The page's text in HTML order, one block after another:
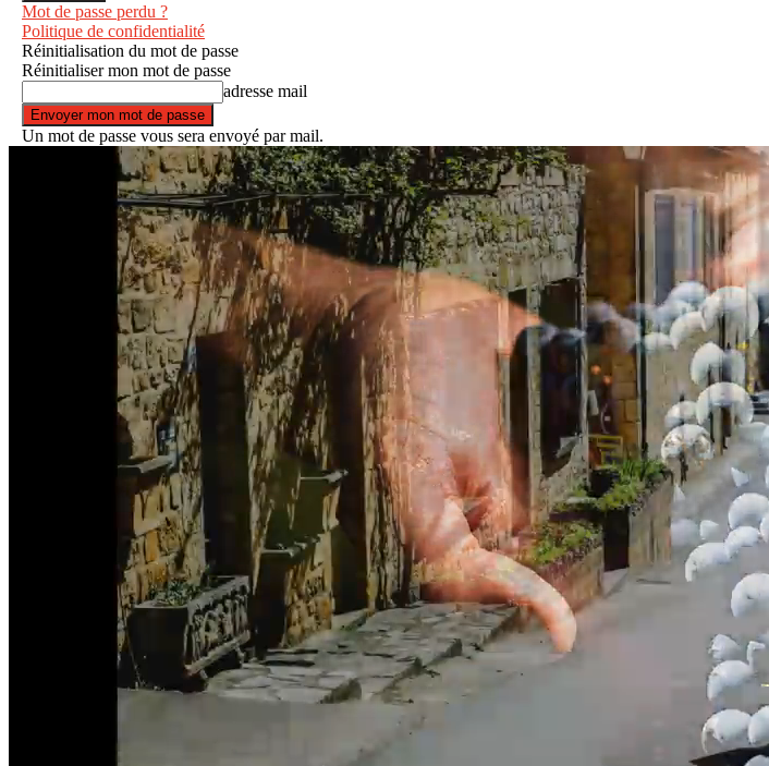
Mot de passe perdu ?
Politique de confidentialité
Réinitialisation du mot de passe
Réinitialiser mon mot de passe
adresse mail
Un mot de passe vous sera envoyé par mail.